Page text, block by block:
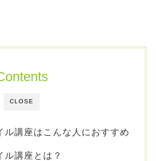
CLOSE
ル講座はこんな人におすすめ
ル講座とは？